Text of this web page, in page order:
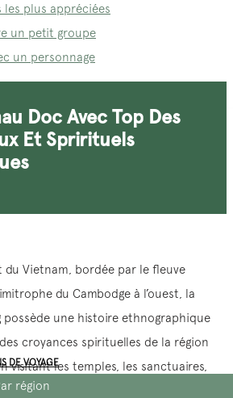
les plus appréciées
un petit groupe
un personnage
DE VOYAGE
région
Doc Avec Top Des
Et Sprirituels
du Vietnam, bordée par le fleuve
du Cambodge à l’ouest, la
possède une histoire ethnographique
croyances spirituelles de la région
visitant les temples, les sanctuaires,
les mosquées et de nombreux